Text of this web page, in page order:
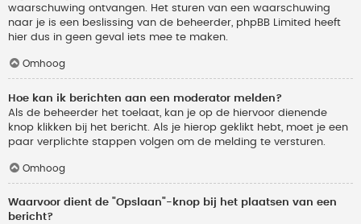
waarschuwing ontvangen. Het sturen van een waarschuwing
naar je is een beslissing van de beheerder, phpBB Limited heeft
hier dus in geen geval iets mee te maken.
Omhoog
Hoe kan ik berichten aan een moderator melden?
Als de beheerder het toelaat, kan je op de hiervoor dienende
knop klikken bij het bericht. Als je hierop geklikt hebt, moet je een
paar verplichte stappen volgen om de melding te versturen.
Omhoog
Waarvoor dient de "Opslaan"-knop bij het plaatsen van een
bericht?